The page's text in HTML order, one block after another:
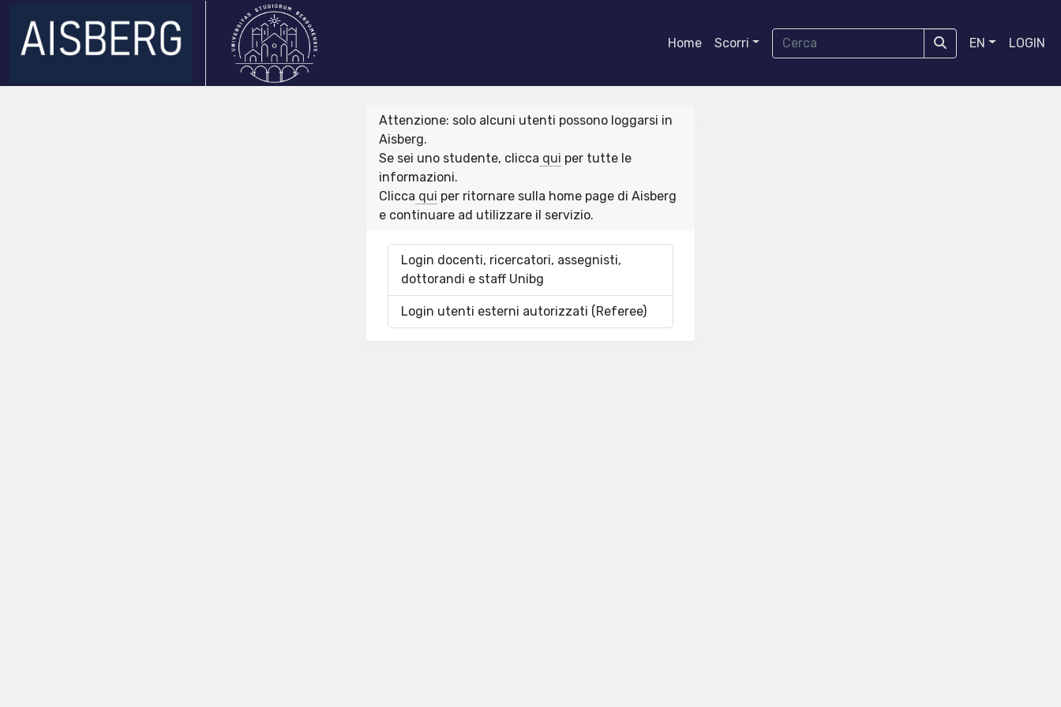
Home Scorri EN LOGIN
Attenzione: solo alcuni utenti possono loggarsi in
Aisberg.
Se sei uno studente, clicca qui per tutte le
informazioni.
Clicca qui per ritornare sulla home page di Aisberg
e continuare ad utilizzare il servizio.
Login docenti, ricercatori, assegnisti,
dottorandi e staff Unibg
Login utenti esterni autorizzati (Referee)